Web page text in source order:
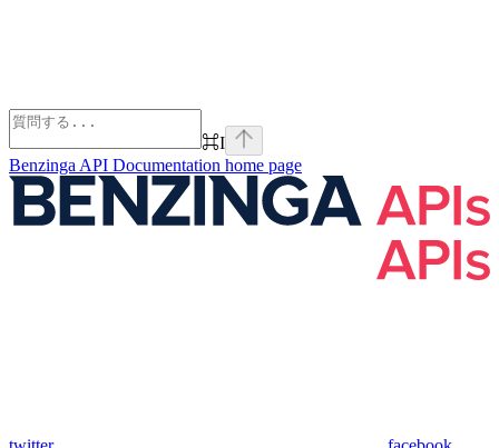
⌘I
Benzinga API Documentation home page